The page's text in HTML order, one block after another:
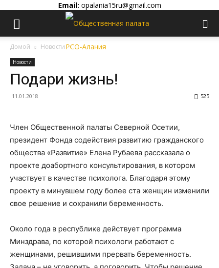
Email: opalania15ru@gmail.com
Домой Новости
Новости
Подари жизнь!
11.01.2018 525
Член Общественной палаты Северной Осетии,
президент Фонда содействия развитию гражданского
общества «Развитие» Елена Рубаева рассказала о
проекте доабортного консультирования, в котором
участвует в качестве психолога. Благодаря этому
проекту в минувшем году более ста женщин изменили
свое решение и сохранили беременность.
Около года в республике действует программа
Минздрава, по которой психологи работают с
женщинами, решившими прервать беременность.